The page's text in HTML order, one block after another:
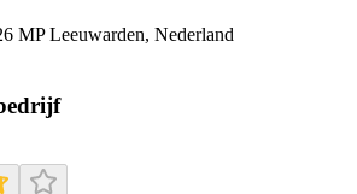
MP Leeuwarden, Nederland